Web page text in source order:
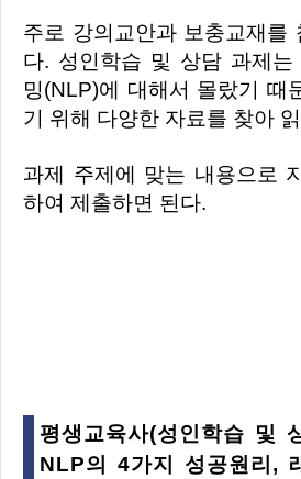
주로 강의교안과 보충교재를 참고해서 작성하였
다. 성인학습 및 상담 과제는
밍(NLP)에 대해서 몰랐기 때
기 위해 다양한 자료를 찾아
과제 주제에 맞는 내용으로 자신의 견해를 작성
하여 제출하면 된다.
평생교육사(성인학습 및
NLP의 4가지 성공원리,